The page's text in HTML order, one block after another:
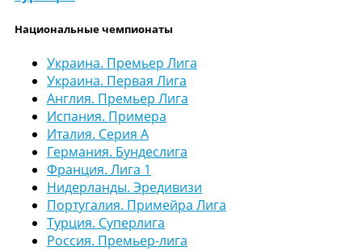
Национальные чемпионаты
Украина. Премьер Лига
Украина. Первая Лига
Англия. Премьер Лига
Испания. Примера
Италия. Серия А
Германия. Бундеслига
Франция. Лига 1
Нидерланды. Эредивизи
Португалия. Примейра Лига
Турция. Суперлига
Россия. Премьер-лига